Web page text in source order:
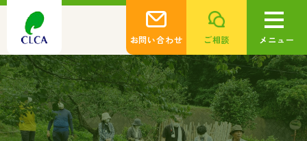
お問い合わせ ご相談 メニュー